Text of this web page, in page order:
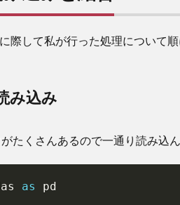
際して私が行った処理について順
み込み
たくさんあるので一通り読み込
as pd